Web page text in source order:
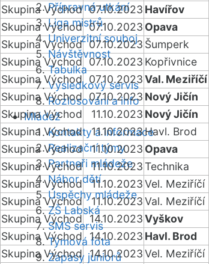
Přípravná utkání
Liga mistrů
Univerzitní souboj
Návštěvnost
Tabulka
Výsledkový servis
Rozlosování a info
Mládež
Kontakty a informace
Realizační týmy
Partneři mládeže
Nábor dětí
Úspěchy mládeže
ZŠ Labská
SMS servis
Týmová fota
Zápasy juniorů
Skupina Východ 07.10.2023 Havířov
Skupina Východ 07.10.2023 Opava
Skupina Východ 07.10.2023 Šumperk
Skupina Východ
07.10.2023 Kopřivnice
Skupina Východ
07.10.2023Val. Meziříčí
Skupina Východ 07.10.2023 Nový Jičín
Skupina Východ
11.10.2023 Nový Jičín
Skupina Východ
11.10.2023Havl. Brod
Skupina Východ
11.10.2023 Opava
Skupina Východ
11.10.2023Technika
Skupina Východ
11.10.2023Vel. Meziříčí
Skupina Východ
11.10.2023Val. Meziříčí
Skupina Východ
14.10.2023Vyškov
Skupina Východ
14.10.2023 Havl. Brod
Skupina Východ
14.10.2023Vel. Meziříčí